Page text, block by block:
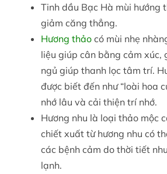
Tinh dầu Bạc Hà mùi hướng
giảm căng thẳng.
Hương thảocó mùi nhẹ
liệu giúp cân bằng cảm xúc,
ngủ giúp thanh lọc tâm trí.
được biết đến như “loài hoa
nhớ lâu và cải thiện trí nhớ.
Hương nhu là loại thảo mộc
chiết xuất từ hương nhu có
các bệnh cảm do thời tiết
lạnh.